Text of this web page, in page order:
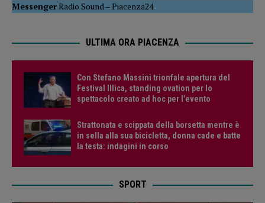
MessengerRadio Sound–Piacenza24
ULTIMA ORA PIACENZA
Con Stefano Massini trionfale apertura del
Festival Illica, standing ovation per lo
spettacolo creato ad hoc per l’evento
Strattonata e scippata della borsetta mentre è
in sella alla sua bicicletta, donna cade e batte
la testa: indagini in corso
SPORT